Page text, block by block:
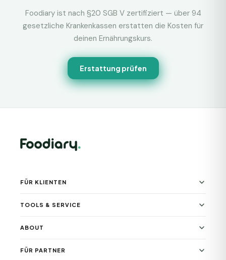
Foodiary ist nach §20 SGB V zertifiziert — über 94
gesetzliche Krankenkassen erstatten die Kosten für
deinen Ernährungskurs.
Erstattung prüfen
FÜR KLIENTEN
TOOLS & SERVICE
ABOUT
FÜR PARTNER